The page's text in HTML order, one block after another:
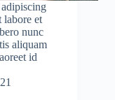
labore et
nunc
aliquam
id